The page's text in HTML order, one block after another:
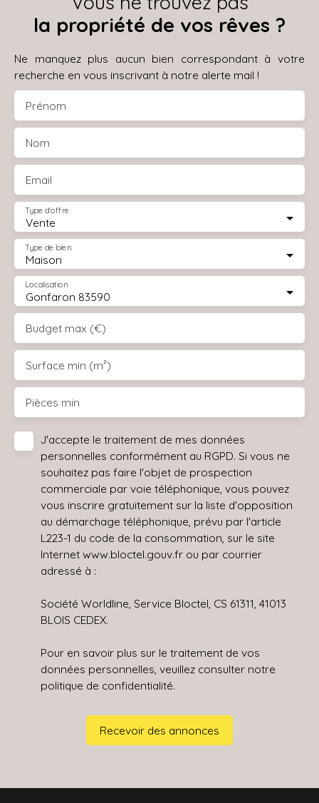
la propriété de vos rêves ?
Ne manquez plus aucun bien correspondant à votre
recherche en vous inscrivant à notre alerte mail !
Prénom
Nom
Email
Vente
Type d'offre
Maison
Type de bien
Gonfaron 83590
Localisation
Budget max (€)
Surface min (m²)
Pièces min
J'accepte le traitement de mes données
personnelles conformément au RGPD. Si vous ne
souhaitez pas faire l'objet de prospection
commerciale par voie téléphonique, vous pouvez
vous inscrire gratuitement sur la liste d'opposition
au démarchage téléphonique, prévu par l'article
L223-1 du code de la consommation, sur le site
Internet www.bloctel.gouv.fr ou par courrier
adressé à :
Société Worldline, Service Bloctel, CS 61311, 41013
BLOIS CEDEX.
Pour en savoir plus sur le traitement de vos
données personnelles, veuillez consulter notre
politique de confidentialité.
Recevoir des annonces